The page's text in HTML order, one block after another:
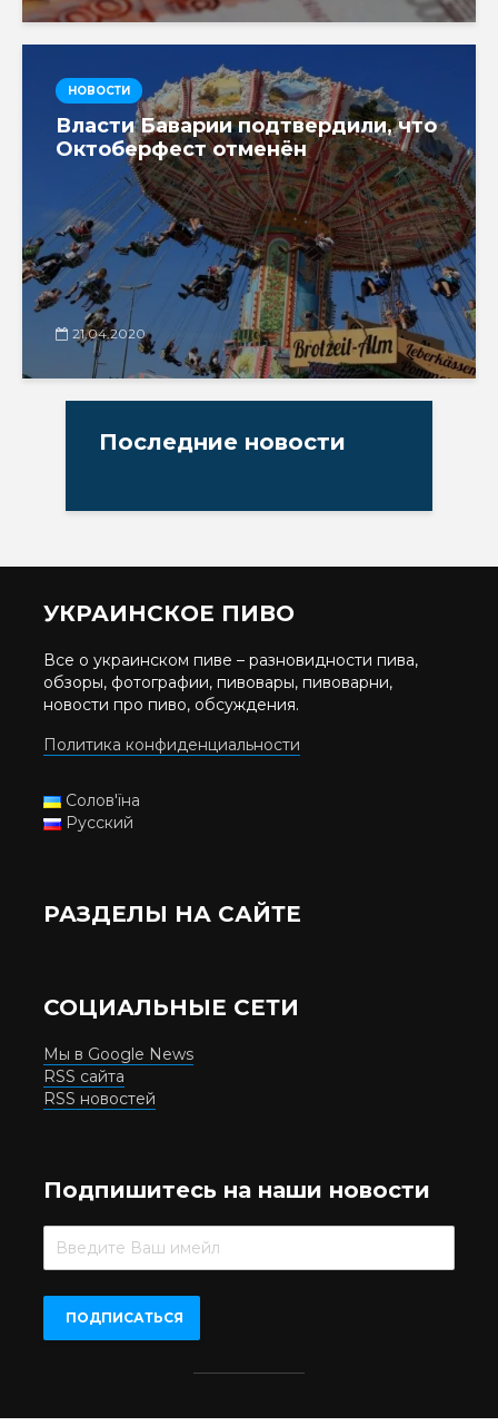
НОВОСТИ
Власти Баварии подтвердили, что
Октоберфест отменён
21.04.2020
Последние новости
УКРАИНСКОЕ ПИВО
Все о украинском пиве – разновидности пива,
обзоры, фотографии, пивовары, пивоварни,
новости про пиво, обсуждения.
Политика конфиденциальности
Солов'їна
Русский
РАЗДЕЛЫ НА САЙТЕ
СОЦИАЛЬНЫЕ СЕТИ
Мы в Google News
RSS сайта
RSS новостей
Подпишитесь на наши новости